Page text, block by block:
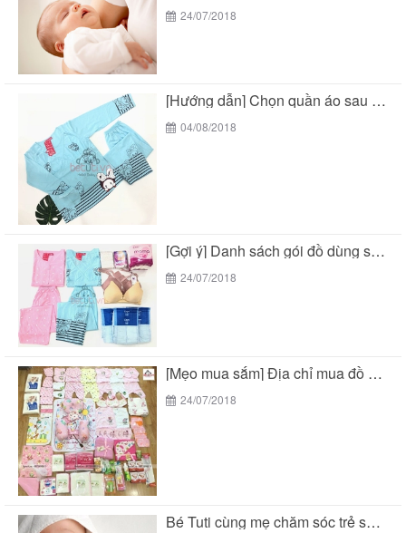
24/07/2018
[Hướng dẫn] Chọn quần áo sau sinh cho mẹ...
04/08/2018
[Gợi ý] Danh sách gói đồ dùng sau sinh...
24/07/2018
[Mẹo mua sắm] Địa chỉ mua đồ sơ sinh...
24/07/2018
Bé Tuti cùng mẹ chăm sóc trẻ sơ sinh...